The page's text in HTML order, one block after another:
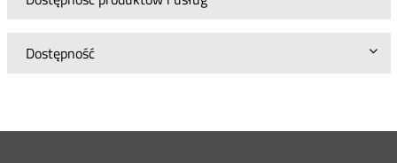
Dostępność